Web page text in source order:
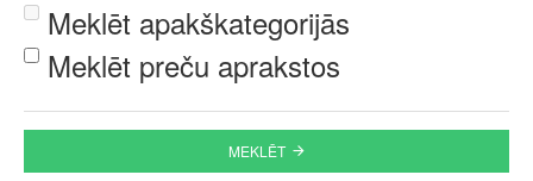
Meklēt apakškategorijās
Meklēt preču aprakstos
MEKLĒT